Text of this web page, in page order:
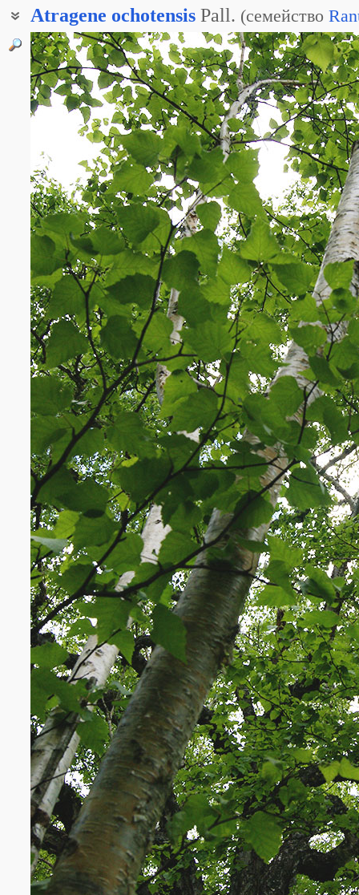
Atragene ochotensis Pall. (семейство
Клематис охотский
Ломонос альпийский охотский